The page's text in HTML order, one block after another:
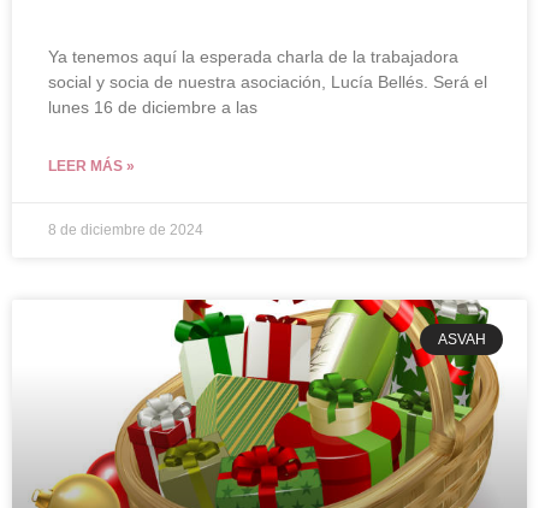
Ya tenemos aquí la esperada charla de la trabajadora
social y socia de nuestra asociación, Lucía Bellés. Será el
lunes 16 de diciembre a las
LEER MÁS »
8 de diciembre de 2024
ASVAH